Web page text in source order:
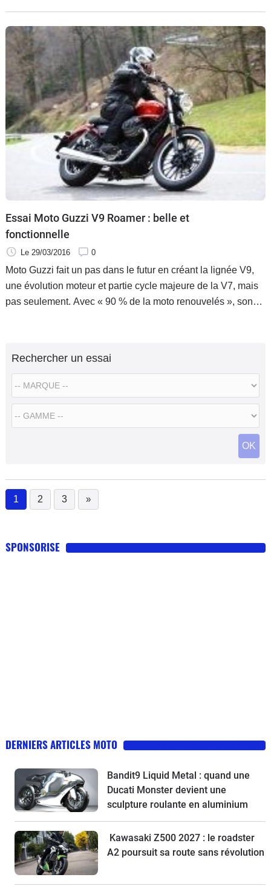
ans que l’on se connaît et nous la retrouvons aujourd’hui
plus rayonnante que jamais. Alors, prêts à sauter le pas ?
Essai Moto Guzzi V9 Roamer : belle et
fonctionnelle
Le 29/03/2016 0
Moto Guzzi fait un pas dans le futur en créant la lignée V9,
une évolution moteur et partie cycle majeure de la V7, mais
pas seulement. Avec « 90 % de la moto renouvelés », son
Rechercher un essai
OK
1
(current)
2 3 »
SPONSORISE
DERNIERS ARTICLES MOTO
Bandit9 Liquid Metal : quand une
Ducati Monster devient une
sculpture roulante en aluminium
Kawasaki Z500 2027 : le roadster
A2 poursuit sa route sans révolution